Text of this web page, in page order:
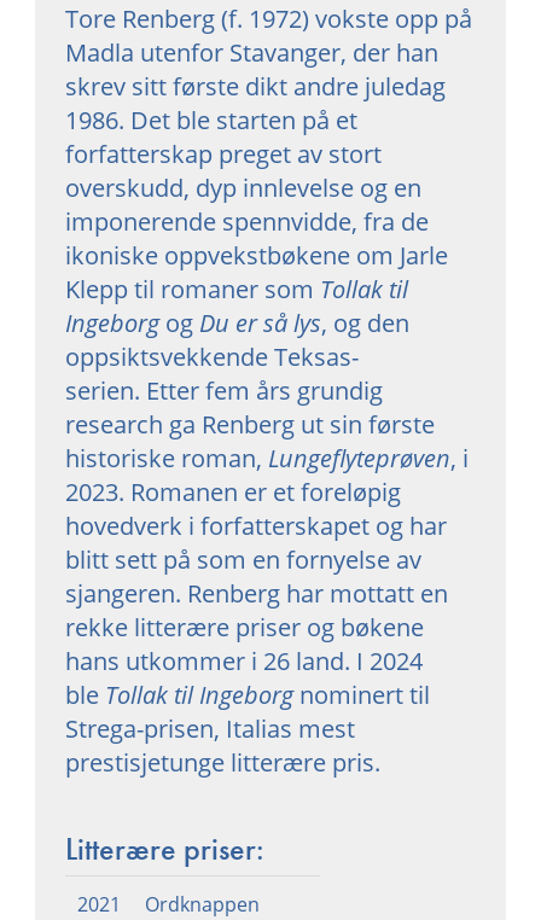
Tore Renberg(f. 1972) vokste opp på
Madla utenfor Stavanger, der han
skrev sitt første dikt andre juledag
1986. Det ble starten på et
forfatterskap preget av stort
overskudd, dyp innlevelse og en
imponerende spennvidde, fra de
ikoniske oppvekstbøkene om Jarle
Klepp til romaner som Tollak til
Ingeborgog Du er så lys, og den
oppsiktsvekkende Teksas-
serien. Etter fem års grundig
research ga Renberg ut sin første
historiske roman, Lungeflyteprøven, i
2023. Romanen er et foreløpig
hovedverk i forfatterskapet og har
blitt sett på som en fornyelse av
sjangeren. Renberg har mottatt en
rekke litterære priser og bøkene
hans utkommer i 26 land. I 2024
ble Tollak til Ingeborgnominert til
Strega-prisen, Italias mest
prestisjetunge litterære pris.
Litterære priser:
2021 Ordknappen